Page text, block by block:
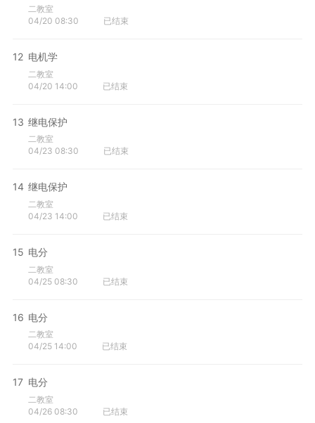
二教室
04/20 08:30
已结束
12 电机学
二教室
04/20 14:00
已结束
13 继电保护
二教室
04/23 08:30
已结束
14 继电保护
二教室
04/23 14:00
已结束
15 电分
二教室
04/25 08:30
已结束
16 电分
二教室
04/25 14:00
已结束
17 电分
二教室
04/26 08:30
已结束